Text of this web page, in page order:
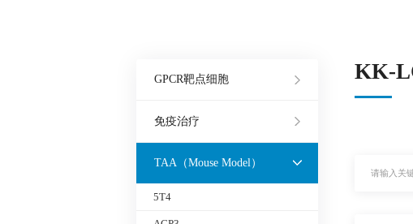
GPCR靶点细胞
免疫治疗
TAA（Mouse Model）
5T4
KK-